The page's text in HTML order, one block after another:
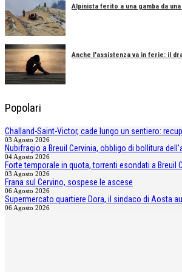
Alpinista ferito a una gamba da
Anche l'assistenza va in ferie: il
Popolari
Challand-Saint-Victor, cade lungo un sentiero:
03 Agosto 2026
Nubifragio a Breuil Cervinia, obbligo di bollitura
04 Agosto 2026
Forte temporale in quota, torrenti esondati a Breuil
03 Agosto 2026
Frana sul Cervino, sospese le ascese
06 Agosto 2026
Supermercato quartiere Dora, il sindaco di Aosta
06 Agosto 2026